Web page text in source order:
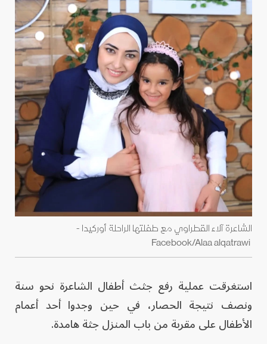
الشاعرة آلاء القطراوي مع طفلتها الراحلة أوركيدا -
استغرقت عملية رفع جثث أطفال الشاعرة نحو سنة
ونصف نتيجة الحصار، في حين وجدوا أحد أعمام
الأطفال على مقربة من باب المنزل جثة هامدة.